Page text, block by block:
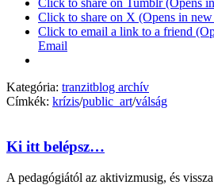
Click to share on Tumblr (Opens
Click to share on X (Opens in
Click to email a link to a friend
Email
Kategória: tranzitblog archív
Címkék: krízis/public_art/válság
Ki itt belépsz…
A pedagógiától az aktivizmusig, és